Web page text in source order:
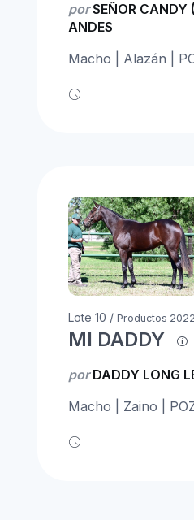
porSEÑOR CANDY
ANDES
Macho | Alazán |
Lote 10 / Productos 2022
MI DADDY
porDADDY LONG
Macho | Zaino |